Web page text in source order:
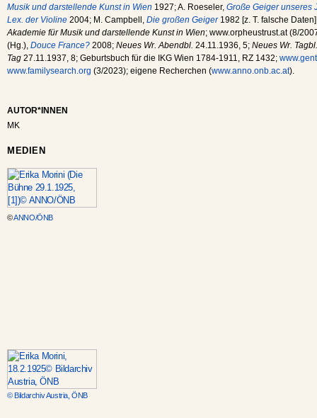
Musik und darstellende Kunst in Wien 1927; A. Roeseler, Große Geiger unseres
Lex. der Violine 2004; M. Campbell, Die großen Geiger1982 [z. T. falsche
Akademie für Musik und darstellende Kunst in Wien; www.orpheustrust.at (8/
(Hg.), Douce France? 2008; Neues Wr. Abendbl. 24.11.1936, 5; Neues Wr. Tagbl.
Tag 27.11.1937, 8; Geburtsbuch für die IKG Wien 1784-1911, RZ 1432;
www.familysearch.org (3/2023); eigene Recherchen (www.anno.onb.ac.at).
AUTOR*INNEN
MK
MEDIEN
©ANNO/ÖNB
© Bildarchiv Austria, ÖNB